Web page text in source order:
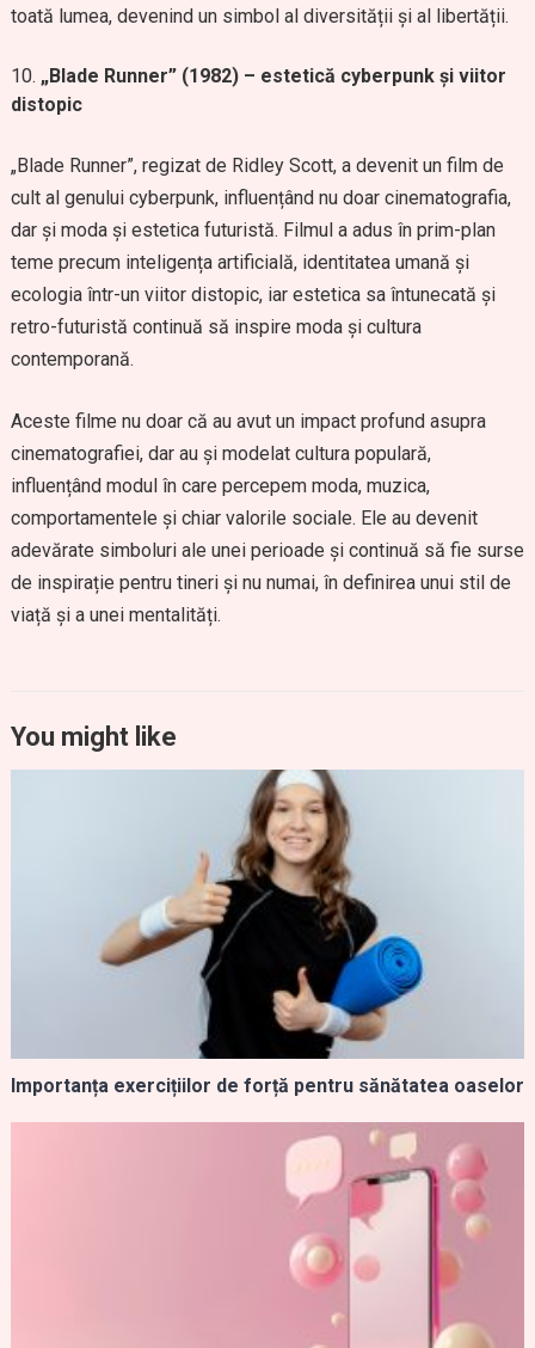
toată lumea, devenind un simbol al diversității și al libertății.
„Blade Runner” (1982) – estetică cyberpunk și viitor
distopic
„Blade Runner”, regizat de Ridley Scott, a devenit un film de
cult al genului cyberpunk, influențând nu doar cinematografia,
dar și moda și estetica futuristă. Filmul a adus în prim-plan
teme precum inteligența artificială, identitatea umană și
ecologia într-un viitor distopic, iar estetica sa întunecată și
retro-futuristă continuă să inspire moda și cultura
contemporană.
Aceste filme nu doar că au avut un impact profund asupra
cinematografiei, dar au și modelat cultura populară,
influențând modul în care percepem moda, muzica,
comportamentele și chiar valorile sociale. Ele au devenit
adevărate simboluri ale unei perioade și continuă să fie surse
de inspirație pentru tineri și nu numai, în definirea unui stil de
viață și a unei mentalități.
You might like
Importanța exercițiilor de forță pentru sănătatea oaselor